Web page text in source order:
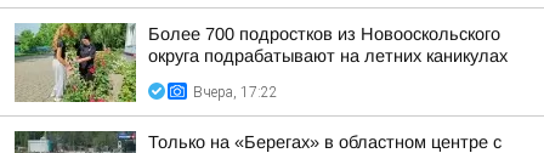
Более 700 подростков из Новооскольского
округа подрабатывают на летних каникулах
Вчера, 17:22
Только на «Берегах» в областном центре с